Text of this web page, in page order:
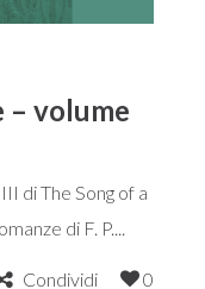
– volume
di The Song of a
di F. P....
Condividi 0